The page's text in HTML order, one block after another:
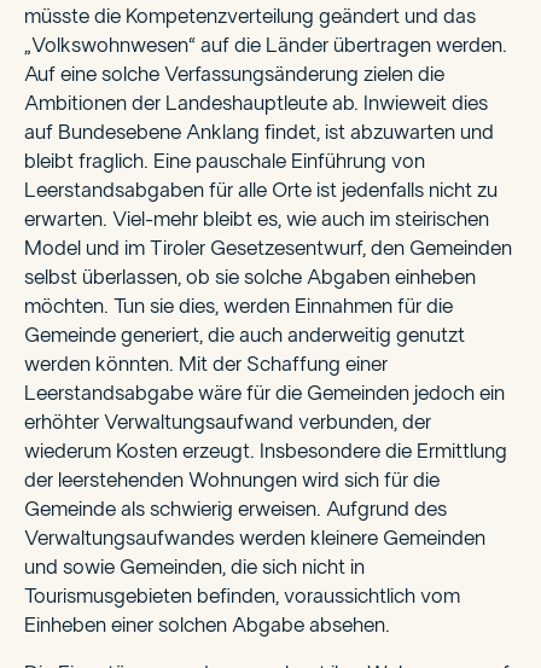
müsste die Kompetenzverteilung geändert und das
„Volkswohnwesen“ auf die Länder übertragen werden.
Auf eine solche Verfassungsänderung zielen die
Ambitionen der Landeshauptleute ab. Inwieweit dies
auf Bundesebene Anklang findet, ist abzuwarten und
bleibt fraglich. Eine pauschale Einführung von
Leerstandsabgaben für alle Orte ist jedenfalls nicht zu
erwarten. Viel-mehr bleibt es, wie auch im steirischen
Model und im Tiroler Gesetzesentwurf, den Gemeinden
selbst überlassen, ob sie solche Abgaben einheben
möchten. Tun sie dies, werden Einnahmen für die
Gemeinde generiert, die auch anderweitig genutzt
werden könnten. Mit der Schaffung einer
Leerstandsabgabe wäre für die Gemeinden jedoch ein
erhöhter Verwaltungsaufwand verbunden, der
wiederum Kosten erzeugt. Insbesondere die Ermittlung
der leerstehenden Wohnungen wird sich für die
Gemeinde als schwierig erweisen. Aufgrund des
Verwaltungsaufwandes werden kleinere Gemeinden
und sowie Gemeinden, die sich nicht in
Tourismusgebieten befinden, voraussichtlich vom
Einheben einer solchen Abgabe absehen.